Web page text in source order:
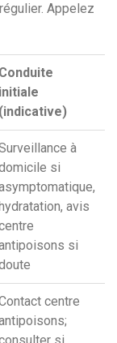
Appelez
Conduite
initiale
(indicative)
à
si
avis
si
centre